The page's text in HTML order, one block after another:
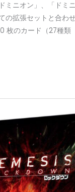
ミニオン」、「ドミ
の拡張セットと合わ
枚のカード（27種類